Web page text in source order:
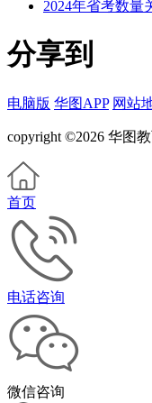
2024年省考数量
分享到
电脑版 华图APP 网站
copyright ©2026 华图
首页
电话咨询
微信咨询